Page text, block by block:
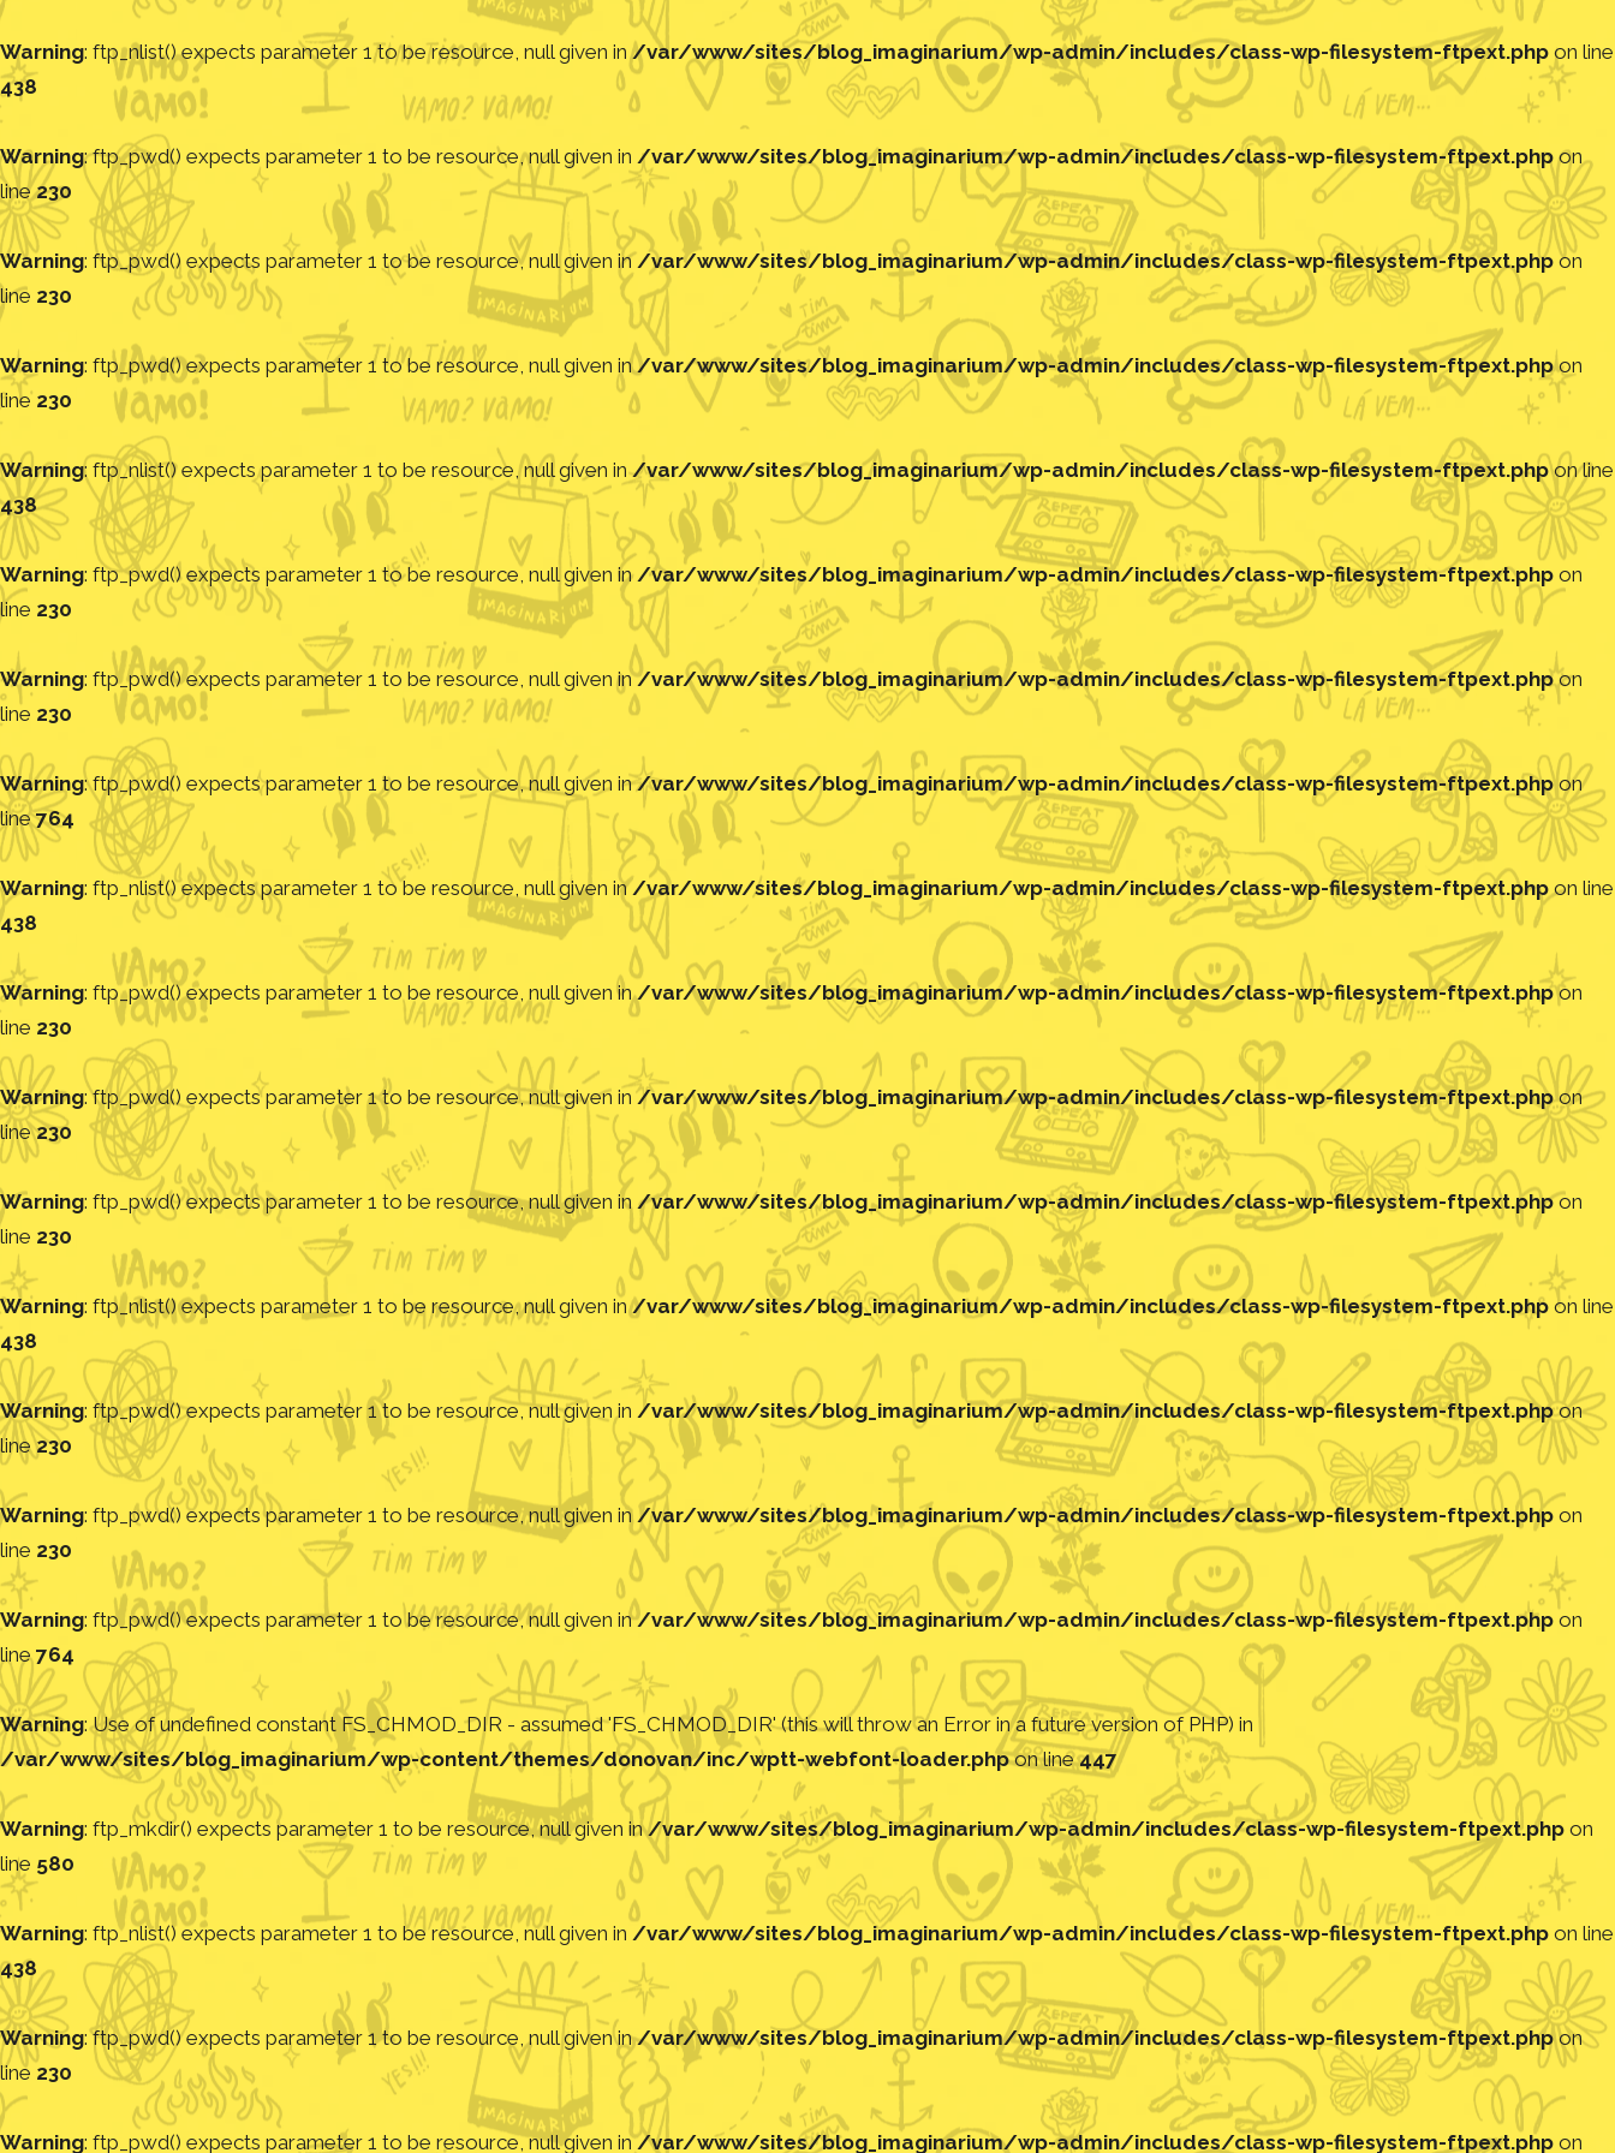
Warning: ftp_nlist() expects parameter 1 to be resource, null given in/var/www/sites/blog_imaginarium/wp-admin/includes/class-wp-filesystem-ftpext.php on line
438
Warning: ftp_pwd() expects parameter 1 to be resource, null given in /var/www/sites/blog_imaginarium/wp-admin/includes/class-wp-filesystem-ftpext.phpon
line230
Warning: ftp_pwd() expects parameter 1 to be resource, null given in/var/www/sites/blog_imaginarium/wp-admin/includes/class-wp-filesystem-ftpext.php on
line 230
Warning: ftp_pwd() expects parameter 1 to be resource, null given in/var/www/sites/blog_imaginarium/wp-admin/includes/class-wp-filesystem-ftpext.phpon
line 230
Warning: ftp_nlist() expects parameter 1 to be resource, null given in/var/www/sites/blog_imaginarium/wp-admin/includes/class-wp-filesystem-ftpext.phpon line
438
Warning: ftp_pwd() expects parameter 1 to be resource, null given in/var/www/sites/blog_imaginarium/wp-admin/includes/class-wp-filesystem-ftpext.php on
line 230
Warning: ftp_pwd() expects parameter 1 to be resource, null given in/var/www/sites/blog_imaginarium/wp-admin/includes/class-wp-filesystem-ftpext.phpon
line 230
Warning: ftp_pwd() expects parameter 1 to be resource, null given in/var/www/sites/blog_imaginarium/wp-admin/includes/class-wp-filesystem-ftpext.phpon
line764
Warning: ftp_nlist() expects parameter 1 to be resource, null given in/var/www/sites/blog_imaginarium/wp-admin/includes/class-wp-filesystem-ftpext.phpon line
438
Warning: ftp_pwd() expects parameter 1 to be resource, null given in/var/www/sites/blog_imaginarium/wp-admin/includes/class-wp-filesystem-ftpext.phpon
line 230
Warning: ftp_pwd() expects parameter 1 to be resource, null given in/var/www/sites/blog_imaginarium/wp-admin/includes/class-wp-filesystem-ftpext.phpon
line230
Warning: ftp_pwd() expects parameter 1 to be resource, null given in /var/www/sites/blog_imaginarium/wp-admin/includes/class-wp-filesystem-ftpext.phpon
line 230
Warning: ftp_nlist() expects parameter 1 to be resource, null given in/var/www/sites/blog_imaginarium/wp-admin/includes/class-wp-filesystem-ftpext.php on line
438
Warning: ftp_pwd() expects parameter 1 to be resource, null given in /var/www/sites/blog_imaginarium/wp-admin/includes/class-wp-filesystem-ftpext.phpon
line230
Warning: ftp_pwd() expects parameter 1 to be resource, null given in/var/www/sites/blog_imaginarium/wp-admin/includes/class-wp-filesystem-ftpext.php on
line 230
Warning: ftp_pwd() expects parameter 1 to be resource, null given in/var/www/sites/blog_imaginarium/wp-admin/includes/class-wp-filesystem-ftpext.php on
line764
Warning: Use of undefined constant FS_CHMOD_DIR - assumed 'FS_CHMOD_DIR' (this will throw an Error in a future version of PHP) in
/var/www/sites/blog_imaginarium/wp-content/themes/donovan/inc/wptt-webfont-loader.phpon line447
Warning: ftp_mkdir() expects parameter 1 to be resource, null given in/var/www/sites/blog_imaginarium/wp-admin/includes/class-wp-filesystem-ftpext.php on
line 580
Warning: ftp_nlist() expects parameter 1 to be resource, null given in /var/www/sites/blog_imaginarium/wp-admin/includes/class-wp-filesystem-ftpext.php on line
438
Warning: ftp_pwd() expects parameter 1 to be resource, null given in/var/www/sites/blog_imaginarium/wp-admin/includes/class-wp-filesystem-ftpext.phpon
line 230
Warning: ftp_pwd() expects parameter 1 to be resource, null given in/var/www/sites/blog_imaginarium/wp-admin/includes/class-wp-filesystem-ftpext.php on